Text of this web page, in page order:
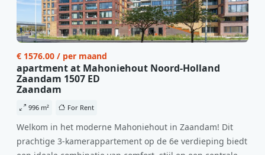
€ 1576.00 / per maand
apartment at Mahoniehout Noord-Holland
Zaandam 1507 ED
Zaandam
996 m² For Rent
Welkom in het moderne Mahoniehout in Zaandam! Dit
prachtige 3-kamerappartement op de 6e verdieping biedt